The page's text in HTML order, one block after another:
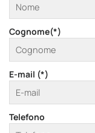
Cognome(*)
E-mail (*)
Telefono